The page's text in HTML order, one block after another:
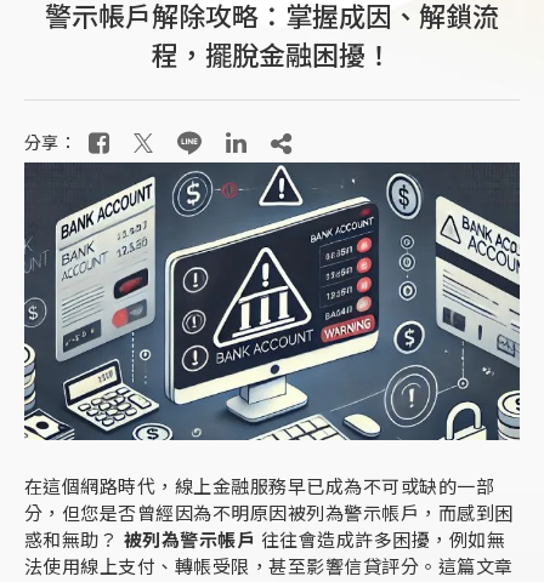
警示帳戶解除攻略：掌握成因、解鎖流
程，擺脫金融困擾！
分享：
在這個網路時代，線上金融服務早已成為不可或缺的一部
分，但您是否曾經因為不明原因被列為警示帳戶，而感到困
惑和無助？ 被列為警示帳戶 往往會造成許多困擾，例如無
法使用線上支付、轉帳受限，甚至影響信貸評分。這篇文章